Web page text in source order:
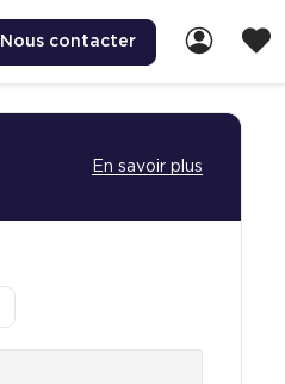
Nous contacter
En savoir plus